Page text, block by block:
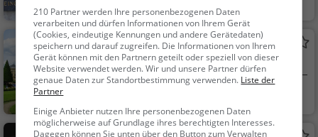
Hofgarten Würzburg
Park in Würzburg (Würzburg Altstadt)
Natur
210 Partner werden Ihre personenbezogenen Daten
verarbeiten und dürfen Informationen von Ihrem Gerät
(Cookies, eindeutige Kennungen und andere Gerätedaten)
speichern und darauf zugreifen. Die Informationen von Ihrem
Gerät können mit den Partnern geteilt oder speziell von dieser
Website verwendet werden. Wir und unsere Partner dürfen
genaue Daten zur Standortbestimmung verwenden. Liste der
Partner
Einige Anbieter nutzen Ihre personenbezogenen Daten
möglicherweise auf Grundlage ihres berechtigten Interesses.
Dagegen können Sie unten über den Button zum Verwalten